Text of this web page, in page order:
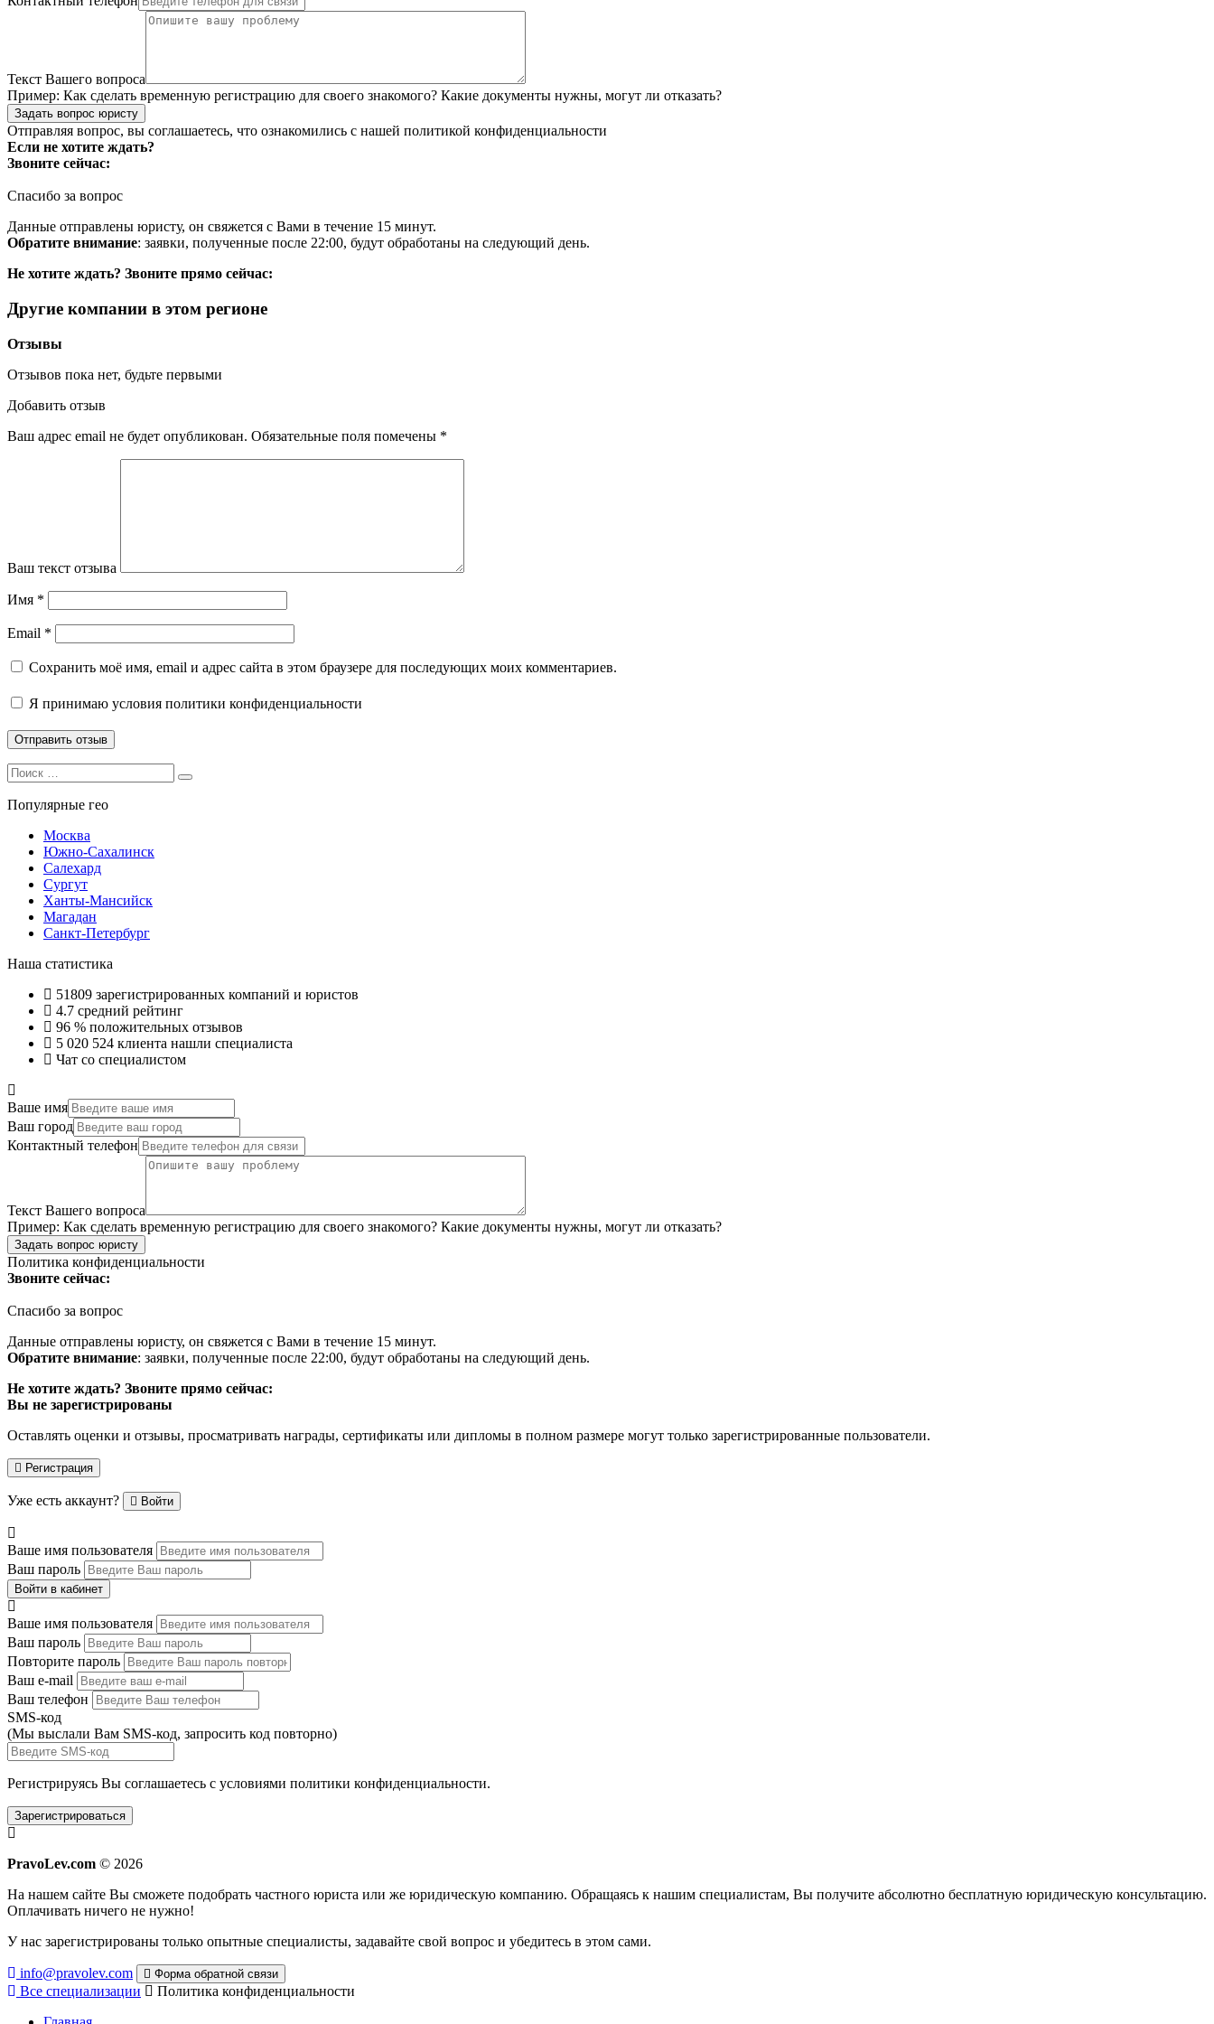
Текст Вашего вопроса
Пример: Как сделать временную регистрацию для своего знакомого? Какие документы нужны, могут ли отказать?
Задать вопрос юристу
Отправляя вопрос, вы соглашаетесь, что ознакомились с нашей политикой конфиденциальности
Если не хотите ждать?
Звоните сейчас:
Спасибо за вопрос
Данные отправлены юристу, он свяжется с Вами в течение 15 минут.
Обратите внимание: заявки, полученные после 22:00, будут обработаны на следующий день.
Не хотите ждать? Звоните прямо сейчас:
Другие компании в этом регионе
Отзывы
Отзывов пока нет, будьте первыми
Добавить отзыв
Ваш адрес email не будет опубликован. Обязательные поля помечены *
Ваш текст отзыва
Имя *
Email *
Сохранить моё имя, email и адрес сайта в этом браузере для последующих моих комментариев.
Я принимаю условия политики конфиденциальности
Search
for:
Search
Популярные гео
Москва
Южно-Сахалинск
Салехард
Сургут
Ханты-Мансийск
Магадан
Санкт-Петербург
Наша статистика
51809 зарегистрированных компаний и юристов
4.7 средний рейтинг
96 % положительных отзывов
5 020 524 клиента нашли специалиста
Чат со специалистом
Ваше имя
Ваш город
Контактный телефон
Текст Вашего вопроса
Пример: Как сделать временную регистрацию для своего знакомого? Какие документы нужны, могут ли отказать?
Задать вопрос юристу
Политика конфиденциальности
Звоните сейчас:
Спасибо за вопрос
Данные отправлены юристу, он свяжется с Вами в течение 15 минут.
Обратите внимание: заявки, полученные после 22:00, будут обработаны на следующий день.
Не хотите ждать? Звоните прямо сейчас:
Вы не зарегистрированы
Оставлять оценки и отзывы, просматривать награды, сертификаты или дипломы в полном размере могут только зарегистрированные пользователи.
Регистрация
Уже есть аккаунт? Войти
Ваше имя пользователя
Ваш пароль
Войти в кабинет
Ваше имя пользователя
Ваш пароль
Повторите пароль
Ваш e-mail
Ваш телефон
SMS-код
(Мы выслали Вам SMS-код, запросить код повторно)
Регистрируясь Вы соглашаетесь с условиями политики конфиденциальности.
Зарегистрироваться
PravoLev.com © 2026
На нашем сайте Вы сможете подобрать частного юриста или же юридическую компанию. Обращаясь к нашим специалистам, Вы получите абсолютно бесплатную юридическую консультацию.
Оплачивать ничего не нужно!
У нас зарегистрированы только опытные специалисты, задавайте свой вопрос и убедитесь в этом сами.
info@pravolev.com Форма обратной связи
Все специализации
Политика конфиденциальности